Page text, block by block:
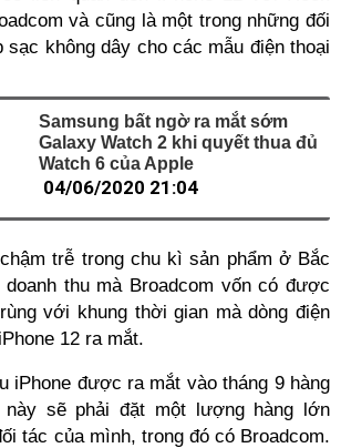
và cũng là một trong những đối
sạc không dây cho các mẫu điện thoại
Samsung bất ngờ ra mắt sớm
Galaxy Watch 2 khi quyết thua đủ
Watch 6 của Apple
04/06/2020 21:04
trễ trong chu kì sản phẩm ở Bắc
thu mà Broadcom vốn có được
với khung thời gian mà dòng điện
12 ra mắt.
iPhone được ra mắt vào tháng 9 hàng
sẽ phải đặt một lượng hàng lớn
tác của mình, trong đó có Broadcom.